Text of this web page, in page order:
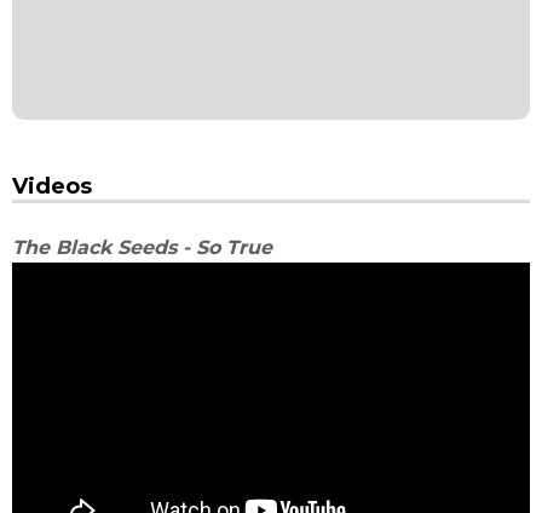
Videos
The Black Seeds - So True